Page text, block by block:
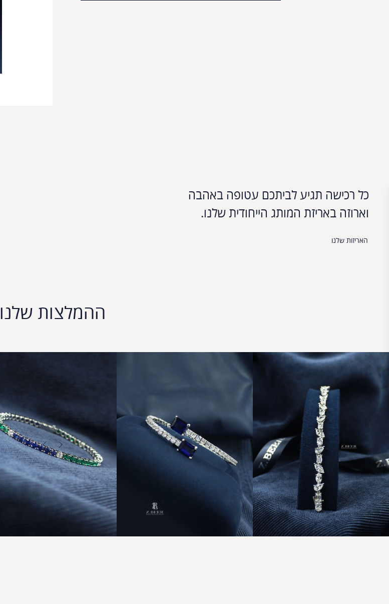
כל רכישה תגיע לביתכם עטופה באהבה
וארוזה באריזת המותג הייחודית שלנו.
האריזות שלנו
ההמלצות שלנו